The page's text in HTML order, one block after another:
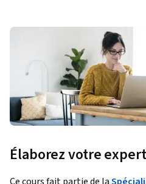
Élaborez votre